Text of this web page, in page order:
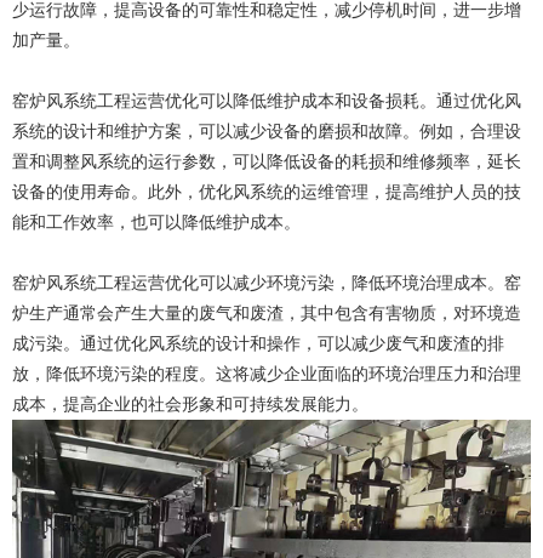
少运行故障，提高设备的可靠性和稳定性，减少停机时间，进一步增
加产量。
窑炉风系统工程运营优化可以降低维护成本和设备损耗。通过优化风
系统的设计和维护方案，可以减少设备的磨损和故障。例如，合理设
置和调整风系统的运行参数，可以降低设备的耗损和维修频率，延长
设备的使用寿命。此外，优化风系统的运维管理，提高维护人员的技
能和工作效率，也可以降低维护成本。
窑炉风系统工程运营优化可以减少环境污染，降低环境治理成本。窑
炉生产通常会产生大量的废气和废渣，其中包含有害物质，对环境造
成污染。通过优化风系统的设计和操作，可以减少废气和废渣的排
放，降低环境污染的程度。这将减少企业面临的环境治理压力和治理
成本，提高企业的社会形象和可持续发展能力。